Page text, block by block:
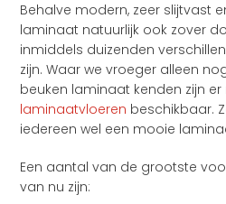
Behalve modern, zeer slijtvast
laminaat natuurlijk ook zover
inmiddels duizenden
zijn. Waar we vroeger alleen
beuken laminaat kenden zijn er
laminaatvloeren beschikbaar.
iedereen wel een mooie
Een aantal van de grootste
van nu zijn: